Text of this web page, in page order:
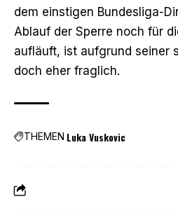
dem einstigen Bundesliga-
Ablauf der Sperre noch für
aufläuft, ist aufgrund seiner
doch eher fraglich.
THEMEN Luka Vuskovic